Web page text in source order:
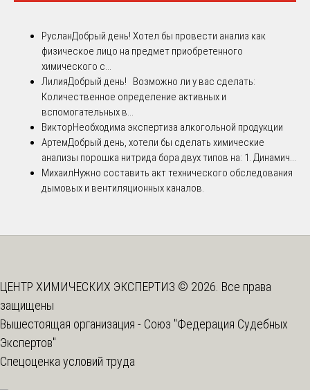
РусланДобрый день! Хотел бы провести анализ как
физическое лицо на предмет приобретенного
химического с...
ЛилияДобрый день! Возможно ли у вас сделать:
Количественное определение активных и
вспомогательных в...
ВикторНеобходима экспертиза алкогольной продукции
АртемДобрый день, хотели бы сделать химические
анализы порошка нитрида бора двух типов на: 1. Динамич...
МихаилНужно составить акт технического обследования
дымовых и вентиляционных каналов.
ЦЕНТР ХИМИЧЕСКИХ ЭКСПЕРТИЗ © 2026. Все права
защищены
Вышестоящая организация - Союз "Федерация Судебных
Экспертов"
Спецоценка условий труда